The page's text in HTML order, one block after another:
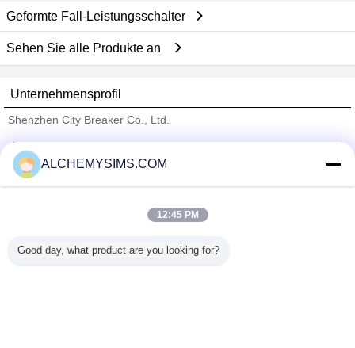
Geformte Fall-Leistungsschalter
Sehen Sie alle Produkte an
Unternehmensprofil
Shenzhen City Breaker Co., Ltd.
Trust Seal
Verified Suplier
Alle Produkte
ALCHEMYSIMS.COM
12:45 PM
Good day, what product are you looking for?